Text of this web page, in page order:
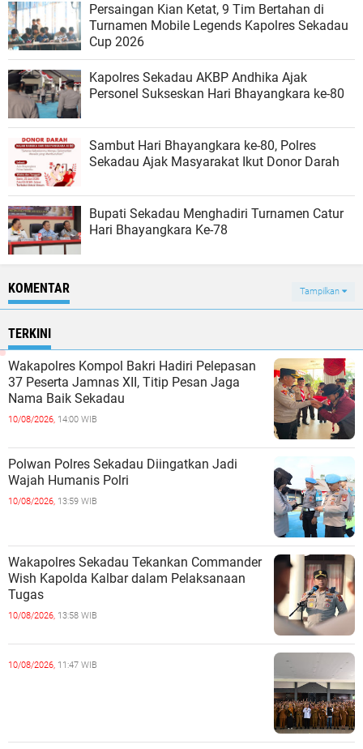
Persaingan Kian Ketat, 9 Tim Bertahan di
Turnamen Mobile Legends Kapolres Sekadau
Cup 2026
Kapolres Sekadau AKBP Andhika Ajak
Personel Sukseskan Hari Bhayangkara ke-80
Sambut Hari Bhayangkara ke-80, Polres
Sekadau Ajak Masyarakat Ikut Donor Darah
Bupati Sekadau Menghadiri Turnamen Catur
Hari Bhayangkara Ke-78
KOMENTAR Tampilkan
TERKINI
Wakapolres Kompol Bakri Hadiri Pelepasan
37 Peserta Jamnas XII, Titip Pesan Jaga
Nama Baik Sekadau
10/08/2026, 14:00 WIB
Polwan Polres Sekadau Diingatkan Jadi
Wajah Humanis Polri
10/08/2026, 13:59 WIB
Wakapolres Sekadau Tekankan Commander
Wish Kapolda Kalbar dalam Pelaksanaan
Tugas
10/08/2026, 13:58 WIB
10/08/2026, 11:47 WIB